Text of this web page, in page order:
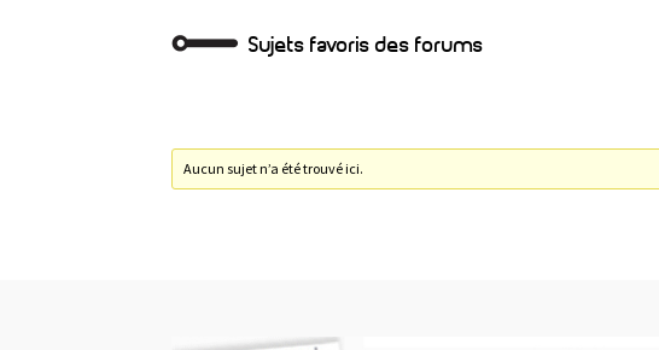
Sujets favoris des forums
Aucun sujet n’a été trouvé ici.